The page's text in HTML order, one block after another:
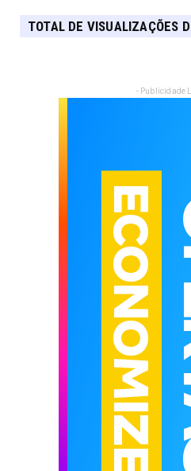
TOTAL DE VISUALIZAÇÕES
- Publicidade